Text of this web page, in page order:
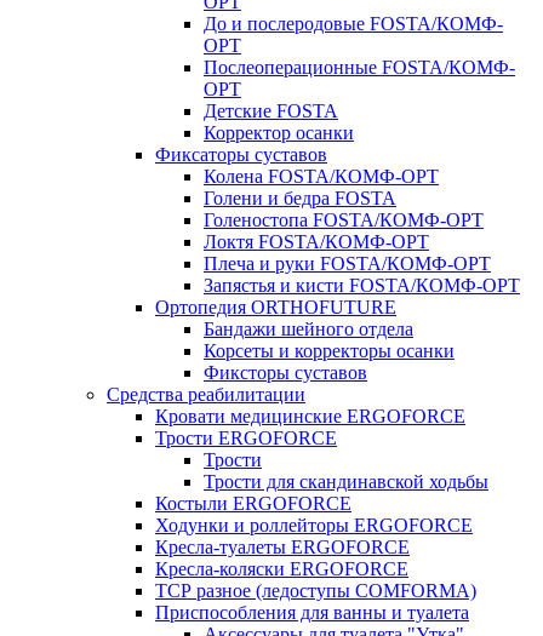
До и послеродовые FOSTA/КОМФ-
ОРТ
Послеоперационные FOSTA/КОМФ-
ОРТ
Детские FOSTA
Корректор осанки
Фиксаторы суставов
Колена FOSTA/КОМФ-ОРТ
Голени и бедра FOSTA
Голеностопа FOSTA/КОМФ-ОРТ
Локтя FOSTA/КОМФ-ОРТ
Плеча и руки FOSTA/КОМФ-ОРТ
Запястья и кисти FOSTA/КОМФ-ОРТ
Ортопедия ORTHOFUTURE
Бандажи шейного отдела
Корсеты и корректоры осанки
Фиксторы суставов
Средства реабилитации
Кровати медицинские ERGOFORCE
Трости ERGOFORCE
Трости
Трости для скандинавской ходьбы
Костыли ERGOFORCE
Ходунки и роллейторы ERGOFORCE
Кресла-туалеты ERGOFORCE
Кресла-коляски ERGOFORCE
ТСР разное (ледоступы COMFORMA)
Приспособления для ванны и туалета